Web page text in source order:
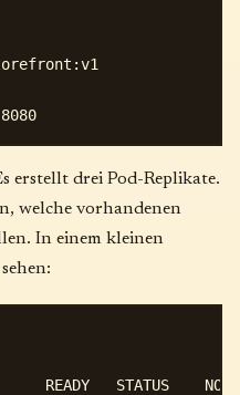
erstellt drei Pod-Replikate.
welche vorhandenen
In einem kleinen
STATUS    NODE